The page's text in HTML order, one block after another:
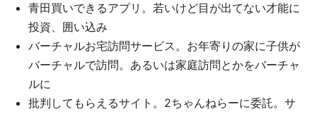
青田買いできるアプリ。若いけど目が出てない才能に
投資、囲い込み
バーチャルお宅訪問サービス。お年寄りの家に子供が
バーチャルで訪問。あるいは家庭訪問とかをバーチャ
ルに
批判してもらえるサイト。2ちゃんねらーに委託。サ